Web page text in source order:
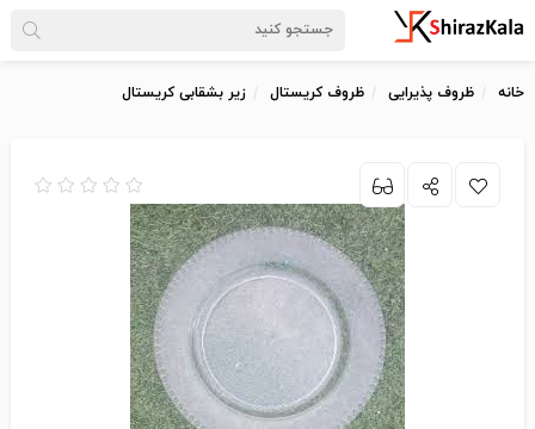
خانه ظروف پذیرایی ظروف کریستال زیر بشقابی کریستال